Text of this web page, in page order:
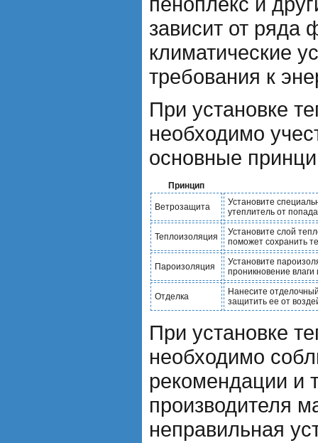
зависит от ряда
климатические
требования к
При установке
необходимо
основные
Принцип
Ветрозащита
Установите
утеплитель от
Теплоизоляция
Установите слой
поможет сохранить
Пароизоляция
Установите
проникновение влаги
Отделка
Нанесите
защитить ее от
При установке
необходимо
рекомендации и
производителя
неправильная